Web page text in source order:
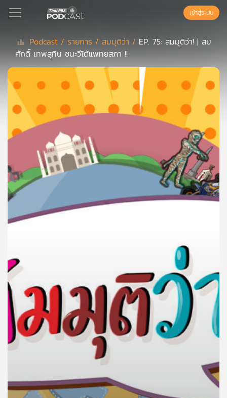
Podcast
เพล
ย์
ลิ
สต์
แนะนำ
เพล
ย์
ลิ
ของ
เพลง
บทความ
ข่าว
เข้าสู่ระบบ
Podcast / รายการ /สมมุติว่า / EP. 75: สมมุติว่า! | สม
ศักดิ์ เทพสุทิน ชนะวีโต้แพทยสภา !!